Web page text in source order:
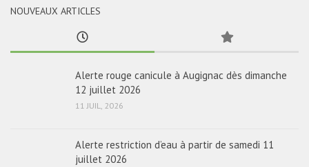
NOUVEAUX ARTICLES
Alerte rouge canicule à Augignac dès dimanche
12 juillet 2026
11 JUIL, 2026
Alerte restriction d’eau à partir de samedi 11
juillet 2026